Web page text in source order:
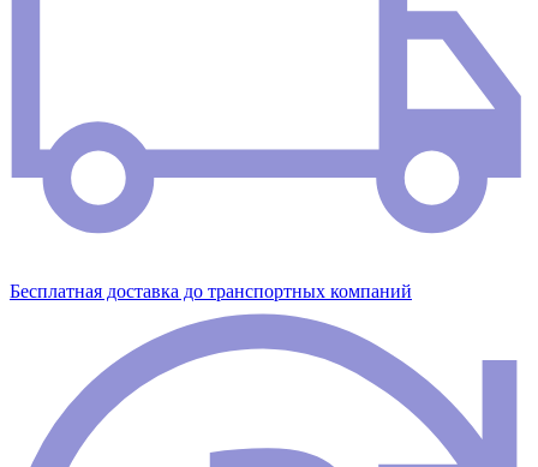
Бесплатная доставка до транспортных компаний